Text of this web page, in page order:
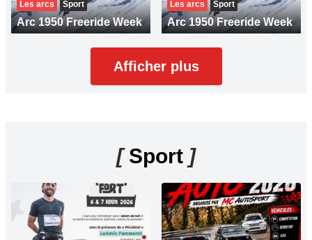
Les arcs Sport
Arc 1950 Freeride Week
Les arcs Sport
Arc 1950 Freeride Week
Afficher plus
[Sport ]